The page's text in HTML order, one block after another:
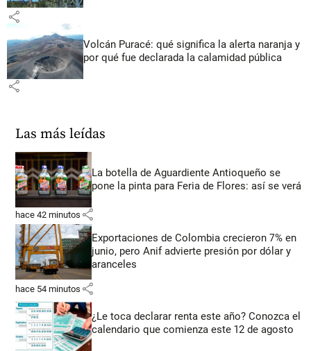
share
Volcán Puracé: qué significa la alerta naranja y
por qué fue declarada la calamidad pública
share
Las más leídas
La botella de Aguardiente Antioqueño se
pone la pinta para Feria de Flores: así se verá
hace 42 minutos share
Exportaciones de Colombia crecieron 7% en
junio, pero Anif advierte presión por dólar y
aranceles
hace 54 minutos share
¿Le toca declarar renta este año? Conozca el
calendario que comienza este 12 de agosto